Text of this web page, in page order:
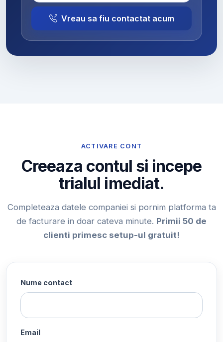
Vreau sa fiu contactat acum
ACTIVARE CONT
Creeaza contul si incepe
trialul imediat.
Completeaza datele companiei si pornim platforma ta
de facturare in doar cateva minute. Primii 50 de
clienti primesc setup-ul gratuit!
Nume contact
Email